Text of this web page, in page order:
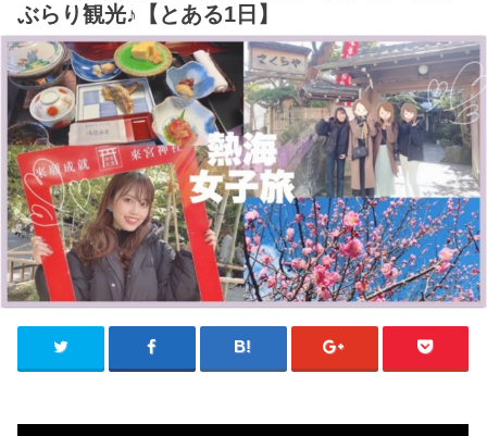
ぶらり観光♪【とある1日】